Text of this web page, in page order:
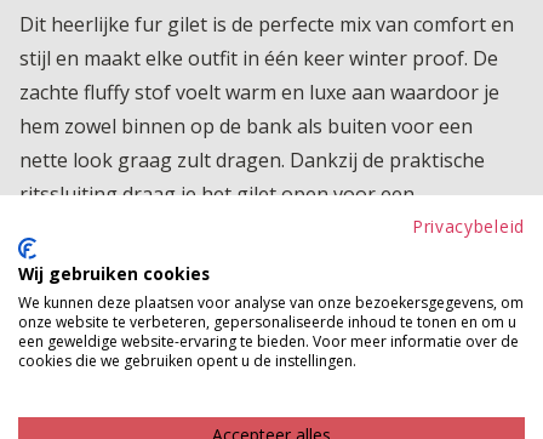
Dit heerlijke fur gilet is de perfecte mix van comfort en
stijl en maakt elke outfit in één keer winter proof. De
zachte fluffy stof voelt warm en luxe aan waardoor je
hem zowel binnen op de bank als buiten voor een
nette look graag zult dragen. Dankzij de praktische
ritssluiting draag je het gilet open voor een
nonchalante stijl of dicht voor extra warmte. Ideaal
over een blouse of een dunne trui om direct meer
diepte, warmte en elegantie toe te voegen aan je look.
Een veelzijdig item dat je garderobe verrijkt en waar je
het hele seizoen plezier van hebt.
Product kenmerken
Privacybeleid
Wij gebruiken cookies
We kunnen deze plaatsen voor analyse van onze bezoekersgegevens, om
onze website te verbeteren, gepersonaliseerde inhoud te tonen en om u
een geweldige website-ervaring te bieden. Voor meer informatie over de
cookies die we gebruiken opent u de instellingen.